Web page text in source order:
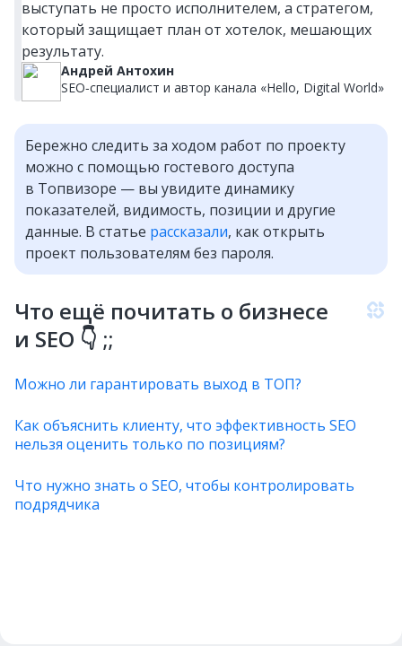
выступать не просто исполнителем, а стратегом,
который защищает план от хотелок, мешающих
результату.
Андрей Антохин
SEO‑специалист и автор канала «Hello, Digital World»
Бережно следить за ходом работ по проекту
можно с помощью гостевого доступа
в Топвизоре — вы увидите динамику
показателей, видимость, позиции и другие
данные. В статье рассказали, как открыть
проект пользователям без пароля.
Что ещё почитать о бизнесе
и SEO 👇 ;;
Можно ли гарантировать выход в ТОП?
Как объяснить клиенту, что эффективность SEO
нельзя оценить только по позициям?
Что нужно знать о SEO, чтобы контролировать
подрядчика